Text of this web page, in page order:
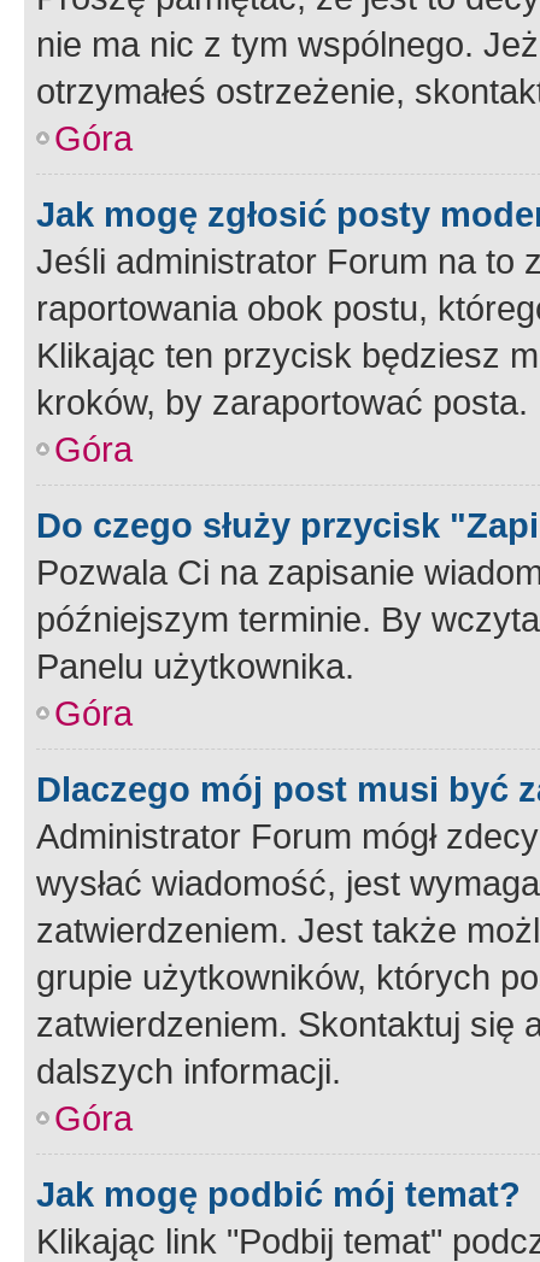
nie ma nic z tym wspólnego.
otrzymałeś ostrzeżenie,
Góra
Jak mogę zgłosić posty
Jeśli administrator Forum na to
raportowania obok postu,
Klikając ten przycisk będziesz
kroków, by zaraportować posta.
Góra
Do czego służy przycisk
Pozwala Ci na zapisanie
późniejszym terminie. By
Panelu użytkownika.
Góra
Dlaczego mój post musi być
Administrator Forum mógł
wysłać wiadomość, jest
zatwierdzeniem. Jest także
grupie użytkowników, których
zatwierdzeniem. Skontaktuj się
dalszych informacji.
Góra
Jak mogę podbić mój temat?
Klikając link "Podbij temat"